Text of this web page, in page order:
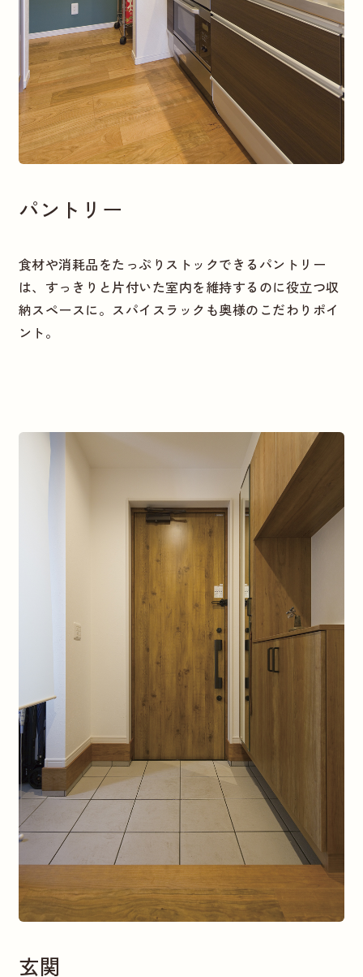
パントリー
食材や消耗品をたっぷりストックできるパントリー
は、すっきりと片付いた室内を維持するのに役立つ収
納スペースに。スパイスラックも奥様のこだわりポイ
ント。
玄関